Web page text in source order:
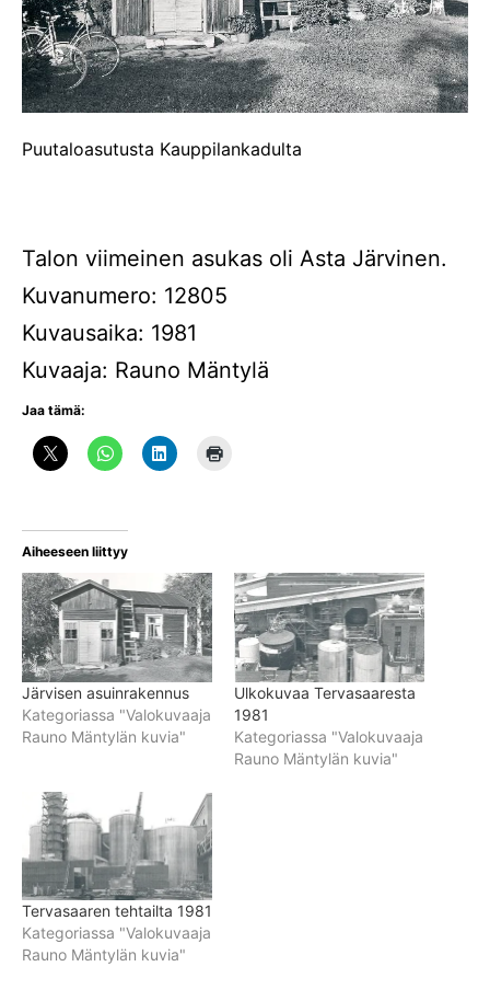
Puutaloasutusta Kauppilankadulta
Talon viimeinen asukas oli Asta Järvinen.
Kuvanumero: 12805
Kuvausaika: 1981
Kuvaaja: Rauno Mäntylä
Jaa tämä:
Aiheeseen liittyy
Järvisen asuinrakennus
Kategoriassa "Valokuvaaja
Rauno Mäntylän kuvia"
Ulkokuvaa Tervasaaresta
1981
Kategoriassa "Valokuvaaja
Rauno Mäntylän kuvia"
Tervasaaren tehtailta 1981
Kategoriassa "Valokuvaaja
Rauno Mäntylän kuvia"